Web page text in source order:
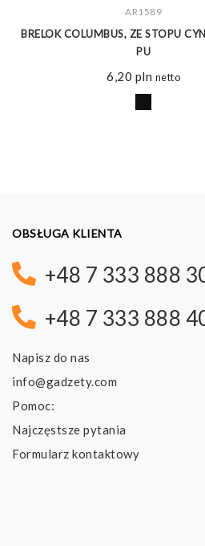
ZOBACZ WIĘCEJ
AR1589
BRELOK COLUMBUS, ZE STOPU
PU
6,20 pln netto
OBSŁUGA KLIENTA
+48 7 333 888
+48 7 333 888
Napisz do nas
info@gadzety.com
Pomoc:
Najczęstsze pytania
Formularz kontaktowy